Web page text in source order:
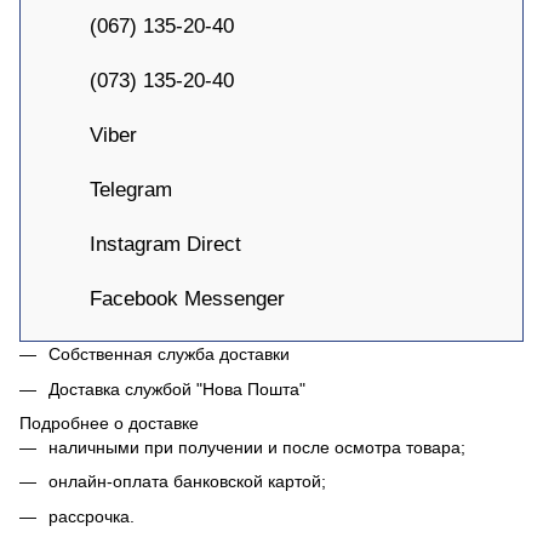
(067) 135-20-40
(073) 135-20-40
Viber
Telegram
Instagram Direct
Facebook Messenger
Собственная служба доставки
Доставка службой "Нова Пошта"
Подробнее о доставке
наличными при получении и после осмотра товара;
онлайн-оплата банковской картой;
рассрочка.